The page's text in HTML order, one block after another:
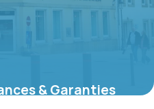
& Garanties